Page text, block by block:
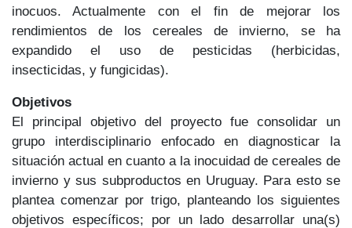
inocuos. Actualmente con el fin de mejorar los
rendimientos de los cereales de invierno, se ha
expandido el uso de pesticidas (herbicidas,
insecticidas, y fungicidas).
Objetivos
El principal objetivo del proyecto fue consolidar un
grupo interdisciplinario enfocado en diagnosticar la
situación actual en cuanto a la inocuidad de cereales de
invierno y sus subproductos en Uruguay. Para esto se
plantea comenzar por trigo, planteando los siguientes
objetivos específicos; por un lado desarrollar una(s)